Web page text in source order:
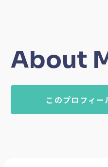
About
このプロフィー